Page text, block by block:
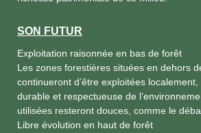
SON FUTUR
Exploitation raisonnée en bas de forêt
Les zones forestières situées en dehors
continueront d’être exploitées
durable et respectueuse de
utilisées resteront douces, comme le
Libre évolution en haut de forêt